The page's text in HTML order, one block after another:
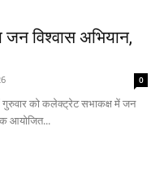
विश्वास अभियान,
0
गुरुवार को कलेक्ट्रेट सभाकक्ष में जन
आयोजित...